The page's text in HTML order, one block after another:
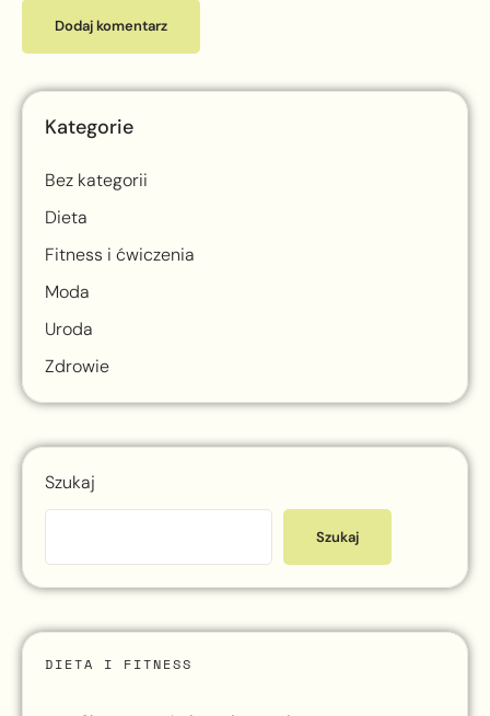
Kategorie
Bez kategorii
Dieta
Fitness i ćwiczenia
Moda
Uroda
Zdrowie
Szukaj
Szukaj
DIETA I FITNESS